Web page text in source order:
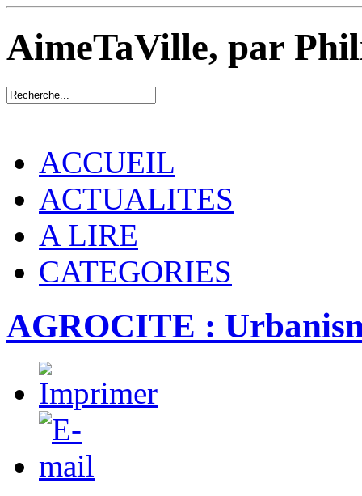
AimeTaVille, par
ACCUEIL
ACTUALITES
A LIRE
CATEGORIES
AGROCITE :